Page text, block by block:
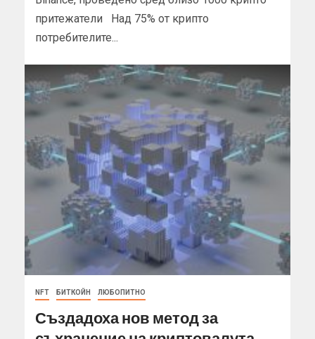
притежатели Над 75% от крипто
потребителите...
NFT БИТКОЙН ЛЮБОПИТНО
Създадоха нов метод за